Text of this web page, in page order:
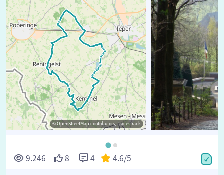
© OpenStreetMap contributors, Tracestrack
9.246 8 4 4.6/5